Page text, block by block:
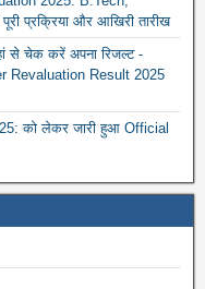
प्रक्रिया और आखिरी तारीख
से चेक करें अपना रिजल्ट -
Revaluation Result 2025
को लेकर जारी हुआ Official